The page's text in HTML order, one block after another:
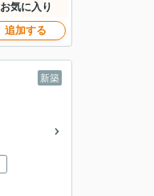
お気に入り
追加する
新築